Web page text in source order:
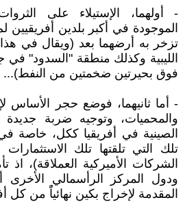
- أولهما، الإستيلاء على
الموجودة في أكبر بلدين
تزخر به أرضهما بعد (ويقال في
الليبية وكذلك منطقة "السدود"
فوق بحيرتين ضخمتين من النفط)...
- أما ثانيهما، فوضع حجر الأساس
والمحميات، وتوجيه ضربة جديدة
الصينية في أفريقيا ككل، خاصة
تلك التي تلقتها تلك
الشركات الأميركية العملاقة)، اذ
ودول المركز الرأسمالي الأخرى
المقدمة لإخراج بكين نهائياًً من كل